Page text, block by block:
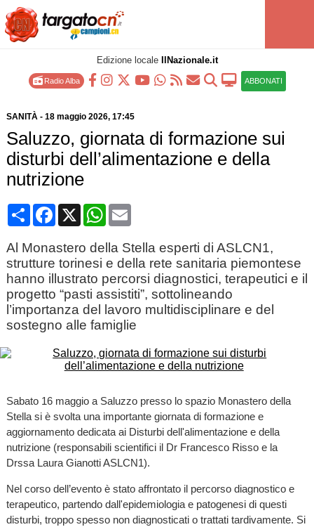
Edizione locale IlNazionale.it
Radio Alba ABBONATI
SANITÀ- 18 maggio 2026, 17:45
Saluzzo, giornata di formazione sui
disturbi dell’alimentazione e della
nutrizione
CondividiFacebook
X WhatsApp
Email
Al Monastero della Stella esperti di ASLCN1,
strutture torinesi e della rete sanitaria piemontese
hanno illustrato percorsi diagnostici, terapeutici e il
progetto “pasti assistiti”, sottolineando
l’importanza del lavoro multidisciplinare e del
sostegno alle famiglie
Sabato 16 maggio a Saluzzo presso lo spazio Monastero della
Stella si è svolta una importante giornata di formazione e
aggiornamento dedicata ai Disturbi dell'alimentazione e della
nutrizione (responsabili scientifici il Dr Francesco Risso e la
Drssa Laura Gianotti ASLCN1).
Nel corso dell’evento è stato affrontato il percorso diagnostico e
terapeutico, partendo dall'epidemiologia e patogenesi di questi
disturbi, troppo spesso non diagnosticati o trattati tardivamente. Si